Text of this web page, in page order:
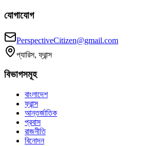
যোগাযোগ
PerspectiveCitizen@gmail.com
প্যারিস, ফ্রান্স
বিভাগসমূহ
বাংলাদেশ
ফ্রান্স
আন্তর্জাতিক
প্রবাস
রাজনীতি
বিনোদন